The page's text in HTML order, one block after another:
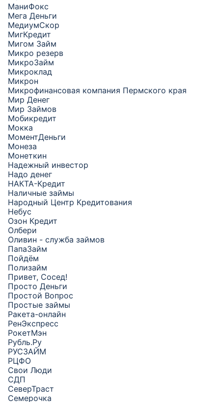
МаниФокс
Мега Деньги
МедиумСкор
МигКредит
Мигом Займ
Микро резерв
МикроЗайм
Микроклад
Микрон
Микрофинансовая компания Пермского края
Мир Денег
Мир Займов
Мобикредит
Мокка
МоментДеньги
Монеза
Монеткин
Надежный инвестор
Надо денег
НАКТА-Кредит
Наличные займы
Народный Центр Кредитования
Небус
Озон Кредит
Олбери
Оливин - служба займов
ПапаЗайм
Пойдём
Полизайм
Привет, Сосед!
Просто Деньги
Простой Вопрос
Простые займы
Ракета-онлайн
РенЭкспресс
РокетМэн
Рубль.Ру
РУСЗАЙМ
РЦФО
Свои Люди
СДП
СеверТраст
Семерочка